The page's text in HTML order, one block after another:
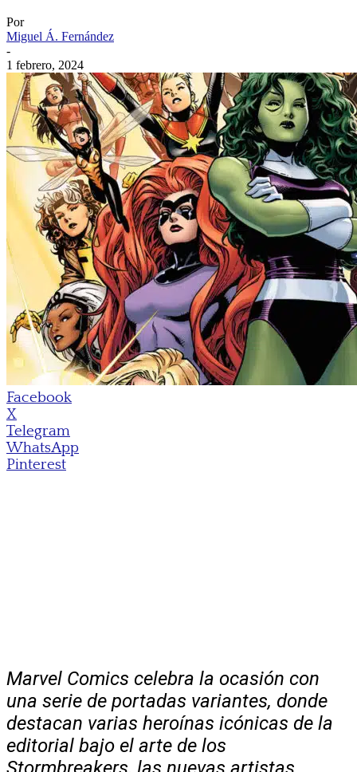
Por
Miguel Á. Fernández
-
1 febrero, 2024
Facebook
X
Telegram
WhatsApp
Pinterest
Marvel Comics celebra la ocasión con
una serie de portadas variantes, donde
destacan varias heroínas icónicas de la
editorial bajo el arte de los